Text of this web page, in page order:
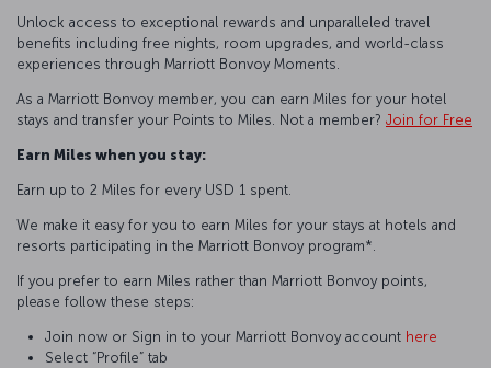
Unlock access to exceptional rewards and unparalleled travel
benefits including free nights, room upgrades, and world-class
experiences through Marriott Bonvoy Moments.
As a Marriott Bonvoy member, you can earn Miles for your hotel
stays and transfer your Points to Miles. Not a member? Join for Free
Earn Miles when you stay:
Earn up to 2 Miles for every USD 1 spent.
We make it easy for you to earn Miles for your stays at hotels and
resorts participating in the Marriott Bonvoy program*.
If you prefer to earn Miles rather than Marriott Bonvoy points,
please follow these steps:
Join now or Sign in to your Marriott Bonvoy account here
Select “Profile” tab